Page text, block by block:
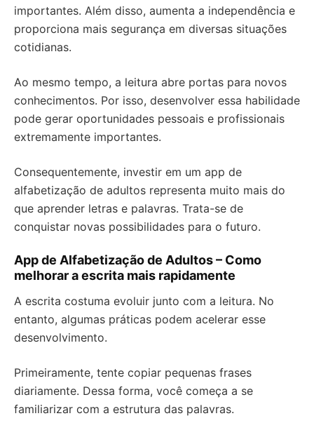
importantes. Além disso, aumenta a independência e
proporciona mais segurança em diversas situações
cotidianas.
Ao mesmo tempo, a leitura abre portas para novos
conhecimentos. Por isso, desenvolver essa habilidade
pode gerar oportunidades pessoais e profissionais
extremamente importantes.
Consequentemente, investir em um app de
alfabetização de adultos representa muito mais do
que aprender letras e palavras. Trata-se de
conquistar novas possibilidades para o futuro.
App de Alfabetização de Adultos – Como
melhorar a escrita mais rapidamente
A escrita costuma evoluir junto com a leitura. No
entanto, algumas práticas podem acelerar esse
desenvolvimento.
Primeiramente, tente copiar pequenas frases
diariamente. Dessa forma, você começa a se
familiarizar com a estrutura das palavras.